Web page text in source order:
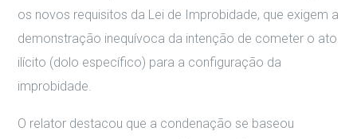
os novos requisitos da Lei de Improbidade, que exigem a
demonstração inequívoca da intenção de cometer o ato
ilícito (dolo específico) para a configuração da
improbidade.
O relator destacou que a condenação se baseou